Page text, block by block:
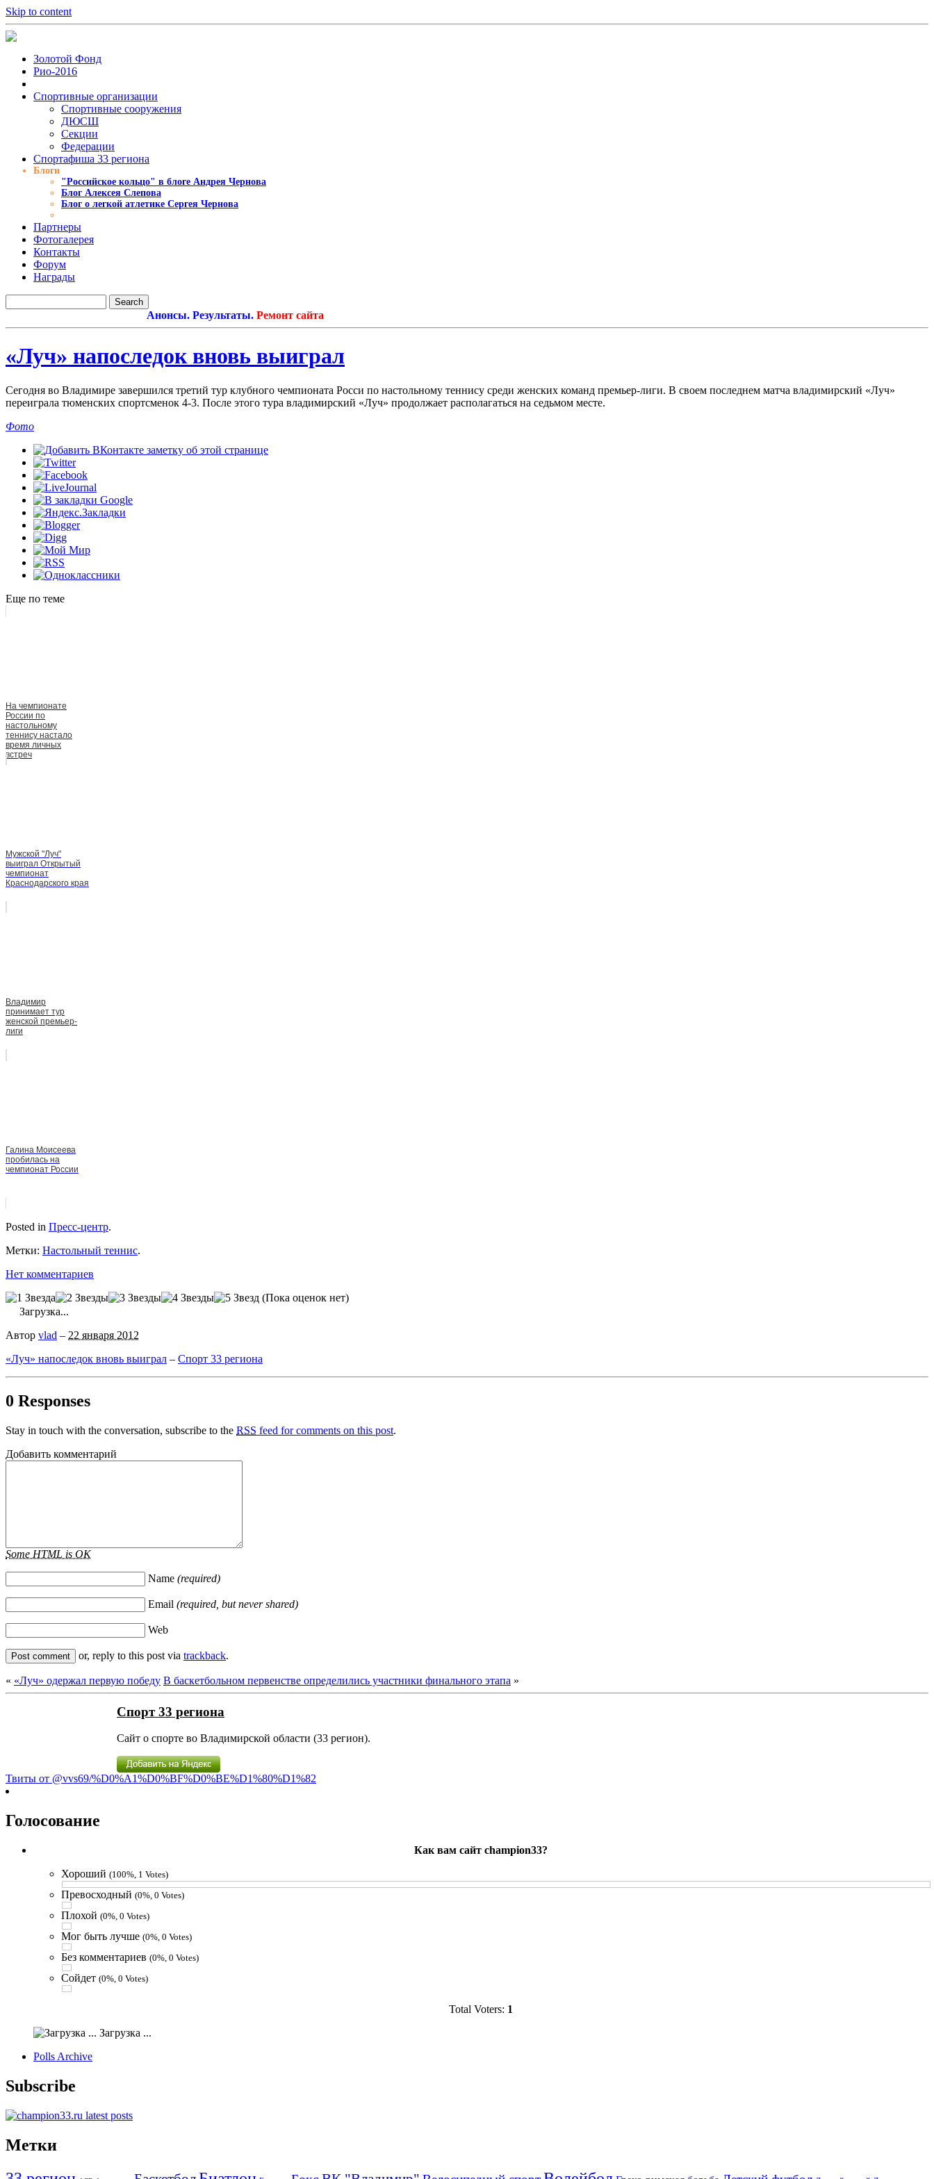
Skip to content
Золотой Фонд
Рио-2016
Спортивные организации
Cпортивные сооружения
ДЮСШ
Секции
Федерации
Спортафиша 33 региона
Блоги
"Российское кольцо" в блоге Андрея Чернова
Блог Алексея Слепова
Блог о легкой атлетике Сергея Чернова
Партнеры
Фотогалерея
Контакты
Форум
Награды
Анонсы. Результаты.Ремонт сайта
«Луч» напоследок вновь выиграл
Сегодня во Владимире завершился третий тур клубного чемпионата Росси по настольному теннису среди женских команд премьер-лиги. В своем последнем матча владимирский «Луч»
переиграла тюменских спортсменок 4-3. После этого тура владимирский «Луч» продолжает располагаться на седьмом месте.
Фото
Еще по теме
На чемпионате
России по
настольному
теннису настало
время личных
встреч
Мужской "Луч"
выиграл Открытый
чемпионат
Краснодарского края
Владимир
принимает тур
женской премьер-
лиги
Галина Моисеева
пробилась на
чемпионат России
Posted in Пресс-центр.
Метки: Настольный теннис.
Нет комментариев
(Пока оценок нет)
Загрузка...
Автор vlad – 22 января 2012
«Луч» напоследок вновь выиграл – Спорт 33 региона
0 Responses
Stay in touch with the conversation, subscribe to the RSS feed for comments on this post.
Добавить комментарий
Some HTML is OK
Name (required)
Email (required, but never shared)
Web
or, reply to this post via trackback.
« «Луч» одержал первую победу В баскетбольном первенстве определились участники финального этапа »
Спорт 33 региона
Сайт о спорте во Владимирской области (33 регион).
Твиты от @vvs69/%D0%A1%D0%BF%D0%BE%D1%80%D1%82
Голосование
Как вам сайт champion33?
Хороший (100%, 1 Votes)
Превосходный (0%, 0 Votes)
Плохой (0%, 0 Votes)
Мог быть лучше (0%, 0 Votes)
Без комментариев (0%, 0 Votes)
Сойдет (0%, 0 Votes)
Total Voters: 1
Загрузка ...
Polls Archive
Subscribe
Метки